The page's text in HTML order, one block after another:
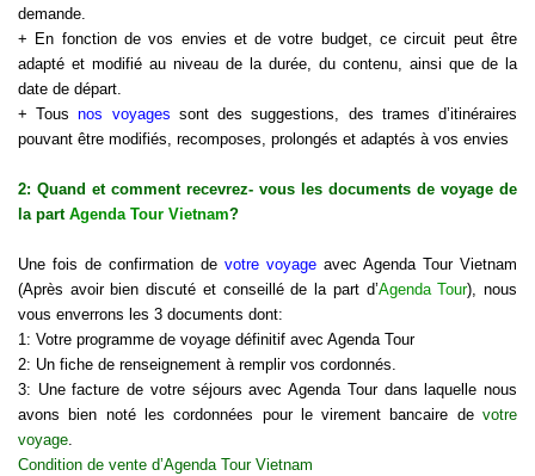
demande.
+ En fonction de vos envies et de votre budget, ce circuit peut être
adapté et modifié au niveau de la durée, du contenu, ainsi que de la
date de départ.
+ Tousnos voyages sont des suggestions, des trames d’itinéraires
pouvant être modifiés, recomposes, prolongés et adaptés à vos envies
2: Quand et comment recevrez- vous les documents de voyage de
la part Agenda Tour Vietnam?
Une fois de confirmation de votre voyage avec Agenda Tour Vietnam
(Après avoir bien discuté et conseillé de la part d’Agenda Tour), nous
vous enverrons les 3 documents dont:
1: Votre programme de voyage définitif avec Agenda Tour
2: Un fiche de renseignement à remplir vos cordonnés.
3: Une facture de votre séjours avec Agenda Tour dans laquelle nous
avons bien noté les cordonnées pour le virement bancaire de votre
voyage.
Condition de vente d’Agenda Tour Vietnam